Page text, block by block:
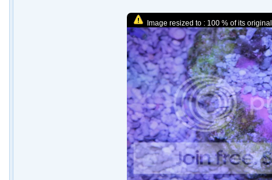
Image resized to : 100 % of its